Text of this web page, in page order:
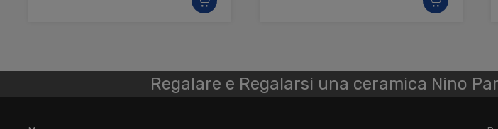
Regalare e Regalarsi una ceramica Nino